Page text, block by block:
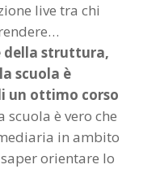
live tra chi
della struttura,
scuola è
un ottimo corso
scuola è vero che
in ambito
orientare lo